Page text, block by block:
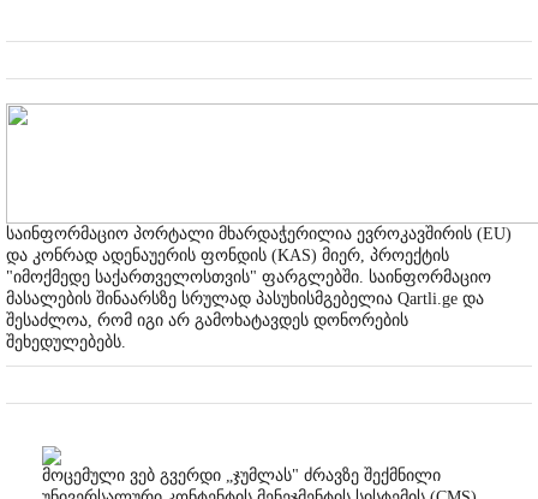
საინფორმაციო პორტალი მხარდაჭერილია ევროკავშირის (EU)
და კონრად ადენაუერის ფონდის (KAS) მიერ, პროექტის
"იმოქმედე საქართველოსთვის" ფარგლებში. საინფორმაციო
მასალების შინაარსზე სრულად პასუხისმგებელია Qartli.ge და
შესაძლოა, რომ იგი არ გამოხატავდეს დონორების
შეხედულებებს.
მოცემული ვებ გვერდი „ჯუმლას" ძრავზე შექმნილი